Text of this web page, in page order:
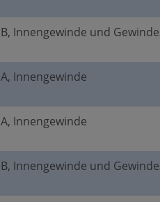
B, Innengewinde und
A, Innengewinde
A, Innengewinde
B, Innengewinde und